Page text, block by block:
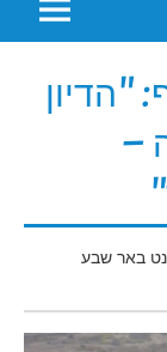
"הדיון
–
באר שבע